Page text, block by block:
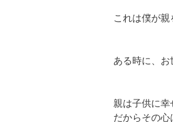
これは僕が親
ある時に、お
親は子供に幸
だからその心